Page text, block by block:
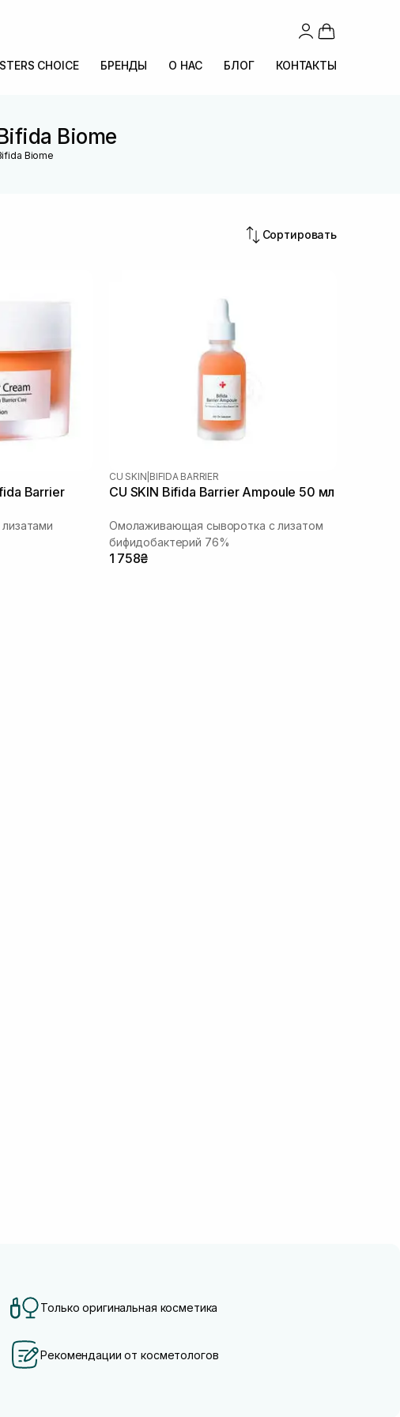
CHOICE БРЕНДЫ О НАС БЛОГ КОНТАКТЫ
Biome
Biome
Сортировать
Barrier
CU SKIN BIFIDA BARRIER
CU SKIN Bifida Barrier Ampoule 50 мл
Омолаживающая сыворотка с лизатом
бифидобактерий 76%
1 758₴
Только оригинальная косметика
Рекомендации от косметологов